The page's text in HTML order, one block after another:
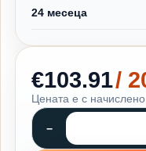
24 месеца
€103.91/
Цената е с